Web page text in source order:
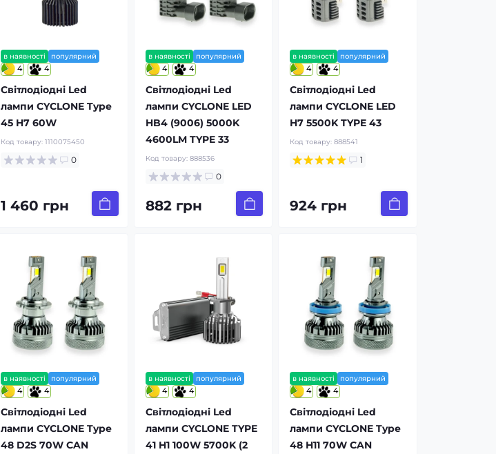
в наявності популярний
4 4
Світлодіодні Led
лампи CYCLONE Type
45 H7 60W
Код товару: 1110075450
0
1 460 грн
в наявності популярний
4 4
Світлодіодні Led
лампи CYCLONE LED
HB4 (9006) 5000K
4600LM TYPE 33
Код товару: 888536
0
882 грн
в наявності популярний
4 4
Світлодіодні Led
лампи CYCLONE LED
H7 5500K TYPE 43
Код товару:888541
1
924 грн
в наявності популярний
4 4
Світлодіодні Led
лампи CYCLONE Type
48 D2S 70W CAN
в наявності популярний
4 4
Світлодіодні Led
лампи CYCLONE TYPE
41 H1 100W 5700K (2
в наявності популярний
4 4
Світлодіодні Led
лампи CYCLONE Type
48 H11 70W CAN